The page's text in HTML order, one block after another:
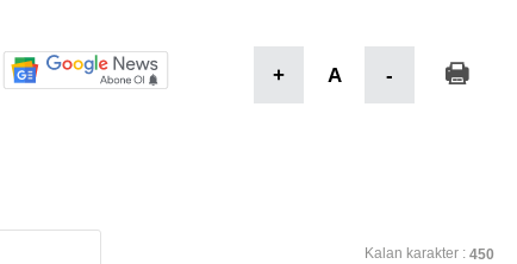
+ A -
Kalan karakter : 450